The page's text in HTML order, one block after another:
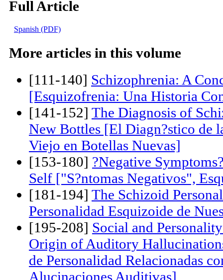
neurodesarrollo, etiolog?a, alto
Full Article
Spanish (PDF)
More articles in this volume
[111-140]Schizophrenia: A
[Esquizofrenia: Una Historia
[141-152]The Diagnosis of
New Bottles [El Diagn?stico de
Viejo en Botellas Nuevas]
[153-180]?Negative
Self ["S?ntomas Negativos",
[181-194]The Schizoid
Personalidad Esquizoide de
[195-208]Social and
Origin of Auditory